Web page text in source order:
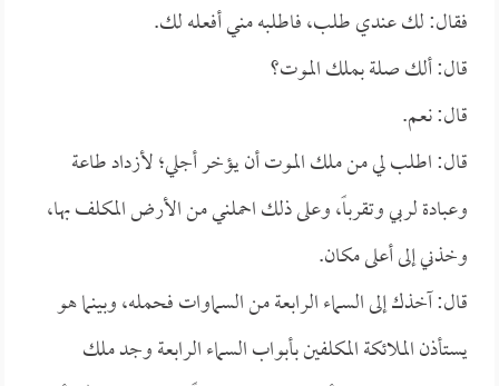
فقال: لك عندي طلب، فاطلبه مني أفعله لك.
قال: ألك صلة بملك الموت؟
قال: نعم.
قال: اطلب لي من ملك الموت أن يؤخر أجلي؛ لأزداد طاعة
وعبادة لربي وتقرباً، وعلى ذلك احملني من الأرض المكلف بها،
وخذني إلى أعلى مكان.
قال: آخذك إلى السماء الرابعة من السماوات فحمله، وبينما هو
يستأذن الملائكة المكلفين بأبواب السماء الرابعة وجد ملك